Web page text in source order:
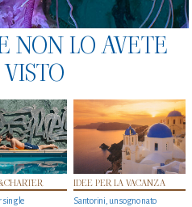
NON LO AVETE
single
IDEE PER LA VACANZA
Santorini, un sogno nato